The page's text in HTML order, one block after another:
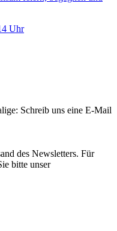
Uhr
Schreib uns eine E-Mail
des Newsletters. Für
bitte unser